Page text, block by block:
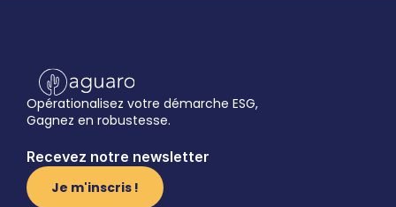
Opérationalisez votre démarche ESG,
Gagnez en robustesse.
Recevez notre newsletter
Je m'inscris !